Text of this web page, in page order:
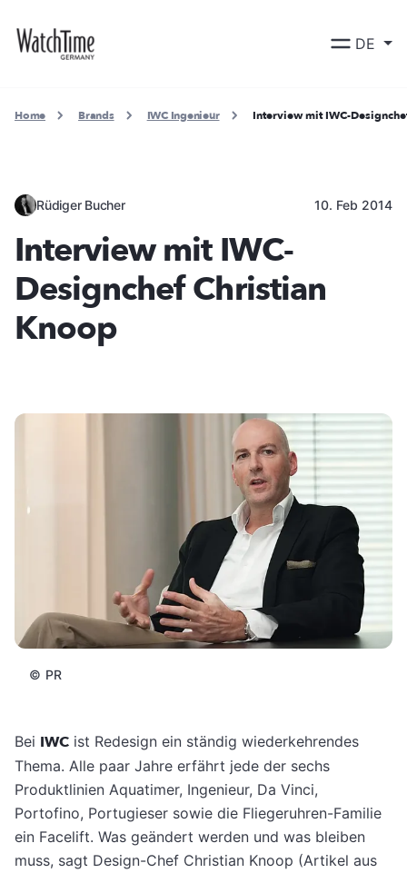
DE
Home Brands IWC Ingenieur Interview mit IWC-
Rüdiger Bucher 10. Feb 2014
Interview mit IWC-
Designchef Christian
Knoop
© PR
Bei IWC ist Redesign ein ständig wiederkehrendes
Thema. Alle paar Jahre erfährt jede der sechs
Produktlinien Aquatimer, Ingenieur, Da Vinci,
Portofino, Portugieser sowie die Fliegeruhren-Familie
ein Facelift. Was geändert werden und was bleiben
muss, sagt Design-Chef Christian Knoop (Artikel aus